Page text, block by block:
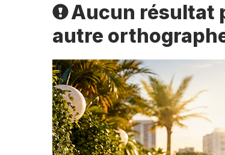
Aucun résultat
autre
Previous